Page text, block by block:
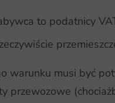
to podatnicy
warunku musi być